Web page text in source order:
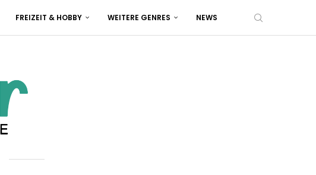
FREIZEIT & HOBBY WEITERE GENRES NEWS